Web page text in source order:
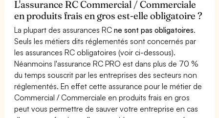
L'assurance RC Commercial / Commerciale
en produits frais en gros est-elle obligatoire ?
La plupart des assurances RCne sont pas obligatoires.
Seuls les métiers dits réglementés sont concernés par
les assurances RC obligatoires (voir ci-dessous).
Néanmoins l'assurance RC PRO est dans plus de 70 %
du temps souscrit par les entreprises des secteurs non
réglementés. En effet cette assurance pour le métier de
Commercial / Commerciale en produits frais en gros
peut vous permettre de sauver votre entreprise en cas